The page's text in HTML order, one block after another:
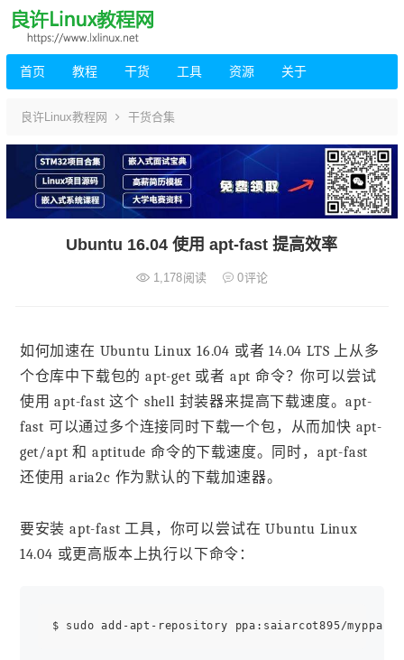
首页 教程 干货 工具 资源 关于
良许Linux教程网 干货合集
Ubuntu 16.04 使用 apt-fast 提高效率
1,178阅读 0评论
如何加速在 Ubuntu Linux 16.04 或者 14.04 LTS 上从多
个仓库中下载包的 apt-get 或者 apt 命令？你可以尝试
使用 apt-fast 这个 shell 封装器来提高下载速度。apt-
fast 可以通过多个连接同时下载一个包，从而加快 apt-
get/apt 和 aptitude 命令的下载速度。同时，apt-fast
还使用 aria2c 作为默认的下载加速器。
要安装 apt-fast 工具，你可以尝试在 Ubuntu Linux
14.04 或更高版本上执行以下命令：